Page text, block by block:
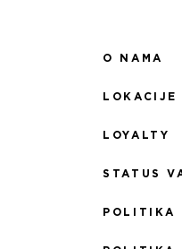
O NAMA
LOKACIJE
LOYALTY
STATUS
POLITIKA